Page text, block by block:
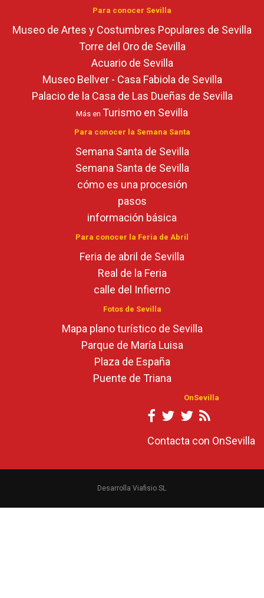
Para conocer Sevilla
Museo de Artes y Costumbres Populares de Sevilla
Torre del Oro de Sevilla
Acuario de Sevilla
Museo Bellver - Casa Fabiola de Sevilla
Palacio de la Casa de Las Dueñas de Sevilla
Más en Turismo en Sevilla
Para conocer la Semana Santa
Semana Santa de Sevilla
Semana Santa de Sevilla
cómo es una procesión
pasos
información básica
Para conocer la Feria de Abril
Feria de abril de Sevilla
Real de la Feria
calle del Infierno
Fotos de Sevilla
Mapa plano turístico de Sevilla
Parque de María Luisa
Plaza de España
Puente de Triana
OnSevilla
Contacta con OnSevilla
Desarrolla Viafisio SL